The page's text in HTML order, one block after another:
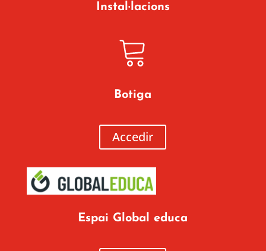
Instal·lacions
Botiga
Accedir
Espai Global educa